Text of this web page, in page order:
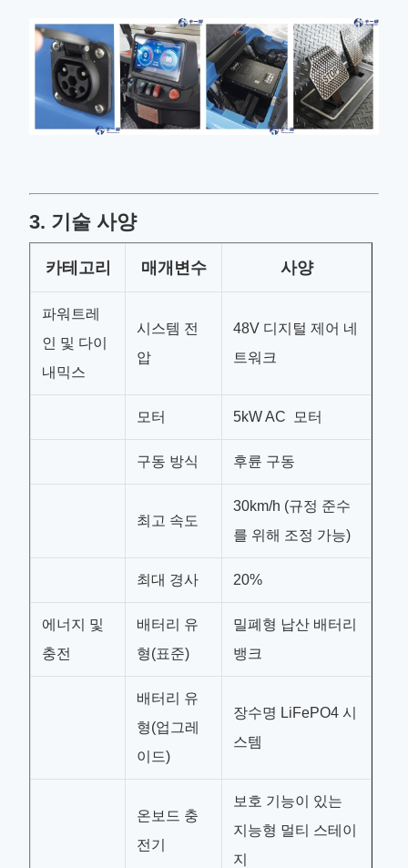
3. 기술 사양
카테고리 매개변수 사양
파워트레
인 및 다이
내믹스
시스템 전
압
48V 디지털 제어 네
트워크
모터 5kW AC 모터
구동 방식 후륜 구동
최고 속도
30km/h (규정 준수
를 위해 조정 가능)
최대 경사 20%
에너지 및
충전
배터리 유
형(표준)
밀폐형 납산 배터리
뱅크
배터리 유
형(업그레
이드)
장수명 LiFePO4 시
스템
온보드 충
전기
보호 기능이 있는
지능형 멀티 스테이
지